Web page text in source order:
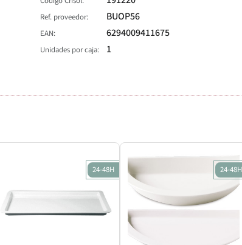
Ref. proveedor BUOP56
EAN 6294009411675
Unidades por caja 1
24-48H 24-48H